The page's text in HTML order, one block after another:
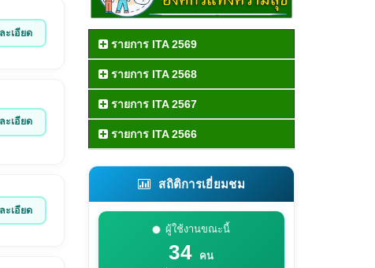
ะเอียด
ะเอียด
ะเอียด
รายการ ITA 2569
รายการ ITA 2568
รายการ ITA 2567
รายการ ITA 2566
สถิติการเยี่ยมชม
ผู้ใช้งานขณะนี้
34 คน